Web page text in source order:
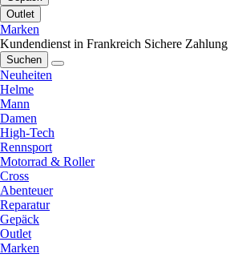
Outlet
Marken
Kundendienst in Frankreich Sichere Zahlung
Suchen
Neuheiten
Helme
Mann
Damen
High-Tech
Rennsport
Motorrad & Roller
Cross
Abenteuer
Reparatur
Gepäck
Outlet
Marken